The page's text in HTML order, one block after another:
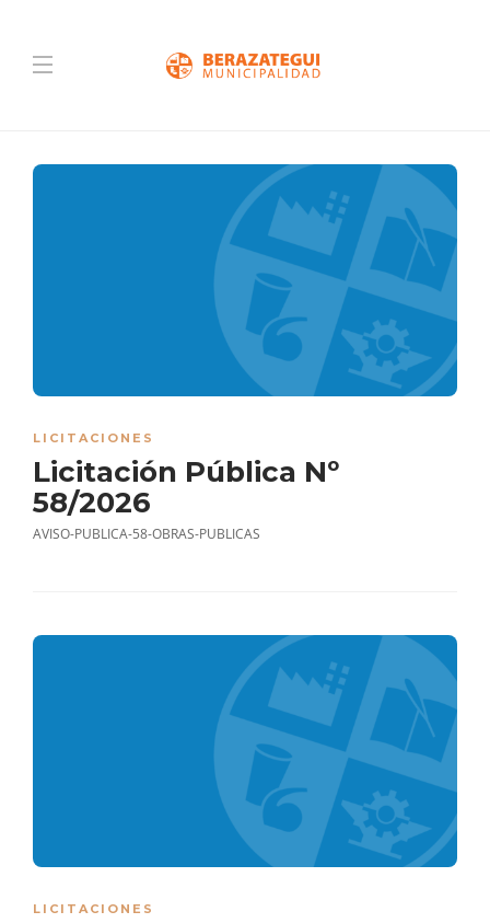
LICITACIONES
Licitación Pública Nº
58/2026
AVISO-PUBLICA-58-OBRAS-PUBLICAS
LICITACIONES